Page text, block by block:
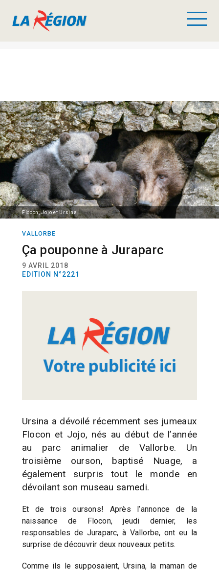
Flocon, Jojo et Ursina
VALLORBE
Ça pouponne à Juraparc
9 AVRIL 2018
EDITION N°2221
Ursina a dévoilé récemment ses jumeaux
Flocon et Jojo, nés au début de l’année
au parc animalier de Vallorbe. Un
troisième ourson, baptisé Nuage, a
également surpris tout le monde en
dévoilant son museau samedi.
Et de trois oursons! Après l’annonce de la
naissance de Flocon, jeudi dernier, les
responsables de Juraparc, à Vallorbe, ont eu la
surprise de découvrir deux nouveaux petits.
Comme ils le supposaient, Ursina, la maman de